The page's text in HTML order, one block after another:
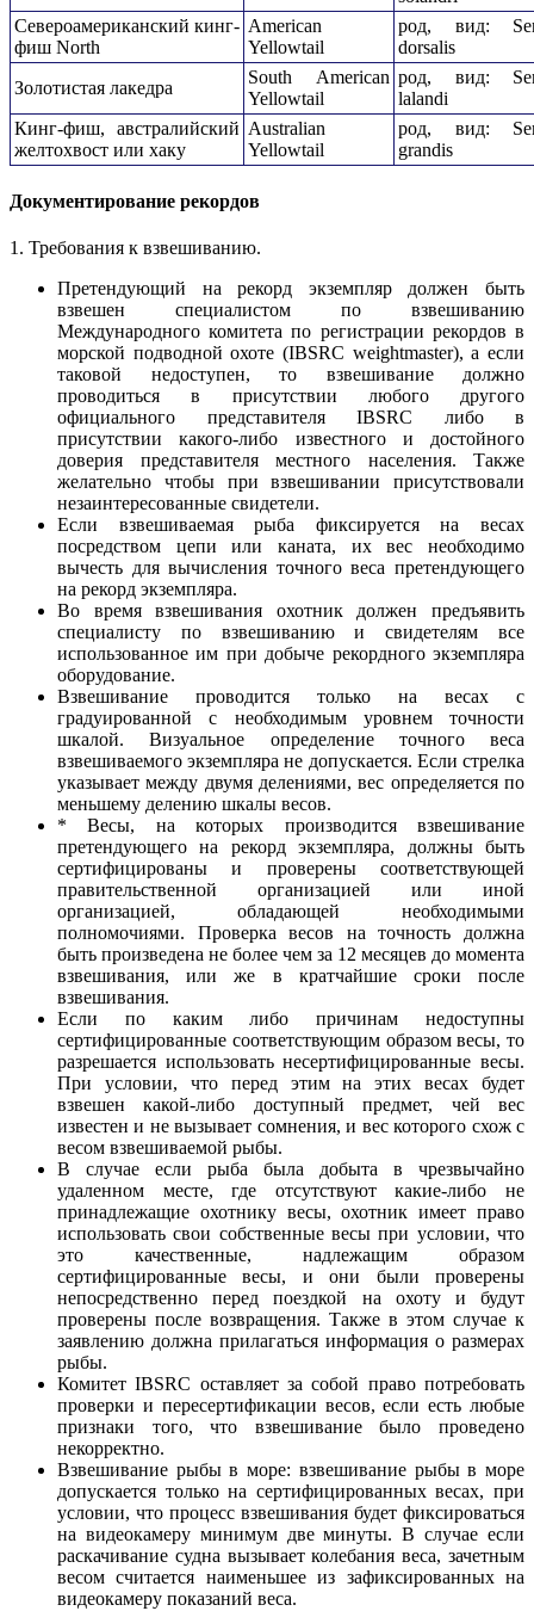
Североамериканский кинг-
фиш North
American
Yellowtail
род, вид:
dorsalis
Золотистая лакедра
South American
Yellowtail
род, вид:
lalandi
Кинг-фиш, австралийский
желтохвост или хаку
Australian
Yellowtail
род, вид:
grandis
Документирование рекордов
1. Требования к взвешиванию.
Претендующий на рекорд экземпляр должен быть
взвешен специалистом по взвешиванию
Международного комитета по регистрации рекордов в
морской подводной охоте (IBSRC weightmaster), а если
таковой недоступен, то взвешивание должно
проводиться в присутствии любого другого
официального представителя IBSRC либо в
присутствии какого-либо известного и достойного
доверия представителя местного населения. Также
желательно чтобы при взвешивании присутствовали
незаинтересованные свидетели.
Если взвешиваемая рыба фиксируется на весах
посредством цепи или каната, их вес необходимо
вычесть для вычисления точного веса претендующего
на рекорд экземпляра.
Во время взвешивания охотник должен предъявить
специалисту по взвешиванию и свидетелям все
использованное им при добыче рекордного экземпляра
оборудование.
Взвешивание проводится только на весах с
градуированной с необходимым уровнем точности
шкалой. Визуальное определение точного веса
взвешиваемого экземпляра не допускается. Если стрелка
указывает между двумя делениями, вес определяется по
меньшему делению шкалы весов.
* Весы, на которых производится взвешивание
претендующего на рекорд экземпляра, должны быть
сертифицированы и проверены соответствующей
правительственной организацией или иной
организацией, обладающей необходимыми
полномочиями. Проверка весов на точность должна
быть произведена не более чем за 12 месяцев до момента
взвешивания, или же в кратчайшие сроки после
взвешивания.
Если по каким либо причинам недоступны
сертифицированные соответствующим образом весы, то
разрешается использовать несертифицированные весы.
При условии, что перед этим на этих весах будет
взвешен какой-либо доступный предмет, чей вес
известен и не вызывает сомнения, и вес которого схож с
весом взвешиваемой рыбы.
В случае если рыба была добыта в чрезвычайно
удаленном месте, где отсутствуют какие-либо не
принадлежащие охотнику весы, охотник имеет право
использовать свои собственные весы при условии, что
это качественные, надлежащим образом
сертифицированные весы, и они были проверены
непосредственно перед поездкой на охоту и будут
проверены после возвращения. Также в этом случае к
заявлению должна прилагаться информация о размерах
рыбы.
Комитет IBSRC оставляет за собой право потребовать
проверки и пересертификации весов, если есть любые
признаки того, что взвешивание было проведено
некорректно.
Взвешивание рыбы в море: взвешивание рыбы в море
допускается только на сертифицированных весах, при
условии, что процесс взвешивания будет фиксироваться
на видеокамеру минимум две минуты. В случае если
раскачивание судна вызывает колебания веса, зачетным
весом считается наименьшее из зафиксированных на
видеокамеру показаний веса.